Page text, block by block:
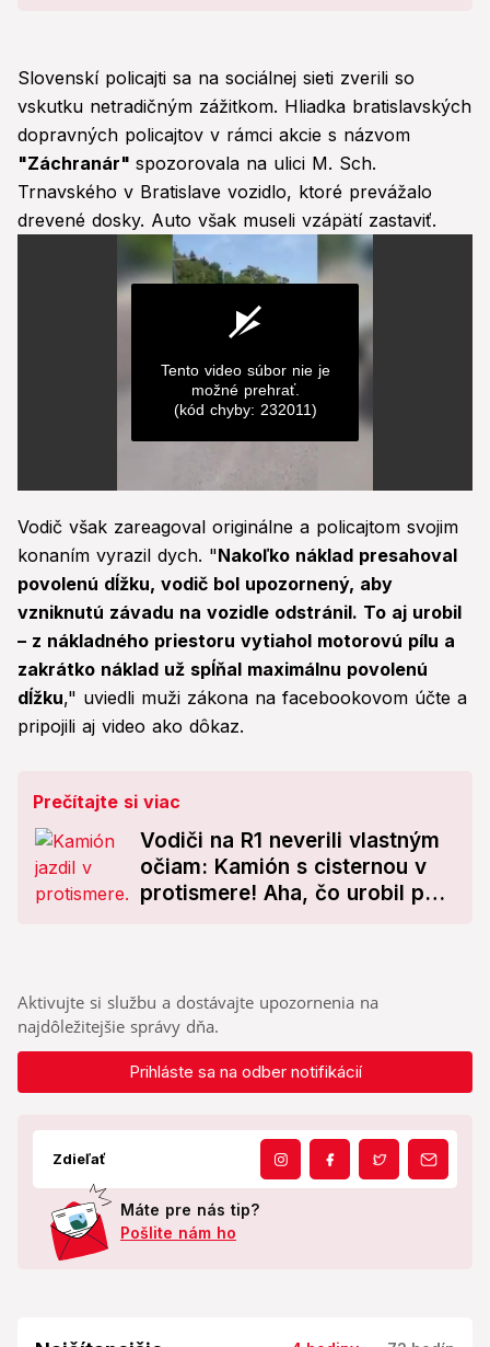
Slovenskí policajti sa na sociálnej sieti zverili so
vskutku netradičným zážitkom. Hliadka bratislavských
dopravných policajtov v rámci akcie s názvom
"Záchranár" spozorovala na ulici M. Sch.
Trnavského v Bratislave vozidlo, ktoré prevážalo
drevené dosky. Auto však museli vzápätí zastaviť.
seconds
of
0
seconds
Tento video súbor nie je
možné prehrať.
(kód chyby: 232011)
Vodič však zareagoval originálne a policajtom svojim
konaním vyrazil dych. "Nakoľko náklad presahoval
povolenú dĺžku, vodič bol upozornený, aby
vzniknutú závadu na vozidle odstránil. To aj urobil
– z nákladného priestoru vytiahol motorovú pílu a
zakrátko náklad už spĺňal maximálnu povolenú
dĺžku," uviedli muži zákona na facebookovom účte a
pripojili aj video ako dôkaz.
Prečítajte si viac
Vodiči na R1 neverili vlastným
očiam: Kamión s cisternou v
protismere! Aha, čo urobil po
Aktivujte si službu a dostávajte upozornenia na
najdôležitejšie správy dňa.
Prihláste sa na odber notifikácií
Zdieľať
Máte pre nás tip?
Pošlite nám ho